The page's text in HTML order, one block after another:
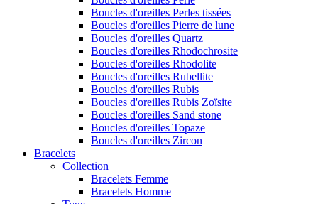
Boucles d'oreilles Perles tissées
Boucles d'oreilles Pierre de lune
Boucles d'oreilles Quartz
Boucles d'oreilles Rhodochrosite
Boucles d'oreilles Rhodolite
Boucles d'oreilles Rubellite
Boucles d'oreilles Rubis
Boucles d'oreilles Rubis Zoïsite
Boucles d'oreilles Sand stone
Boucles d'oreilles Topaze
Boucles d'oreilles Zircon
Bracelets
Collection
Bracelets Femme
Bracelets Homme